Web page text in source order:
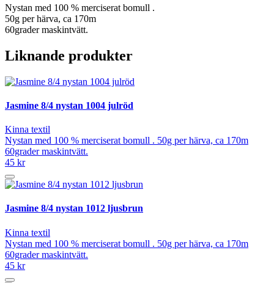
Nystan med 100 % merciserat bomull .
50g per härva, ca 170m
60grader maskintvätt.
Liknande produkter
Jasmine 8/4 nystan 1004 julröd
Kinna textil
Nystan med 100 % merciserat bomull . 50g per härva, ca 170m
60grader maskintvätt.
45 kr
Jasmine 8/4 nystan 1012 ljusbrun
Kinna textil
Nystan med 100 % merciserat bomull . 50g per härva, ca 170m
60grader maskintvätt.
45 kr